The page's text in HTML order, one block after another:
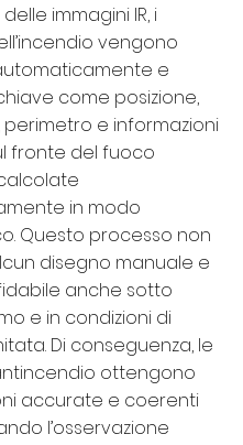
immagini IR, i
vengono
e
come posizione,
perimetro e informazioni
fronte del fuoco
in modo
Questo processo non
disegno manuale e
anche sotto
e in condizioni di
Di conseguenza, le
ottengono
accurate e coerenti
l’osservazione